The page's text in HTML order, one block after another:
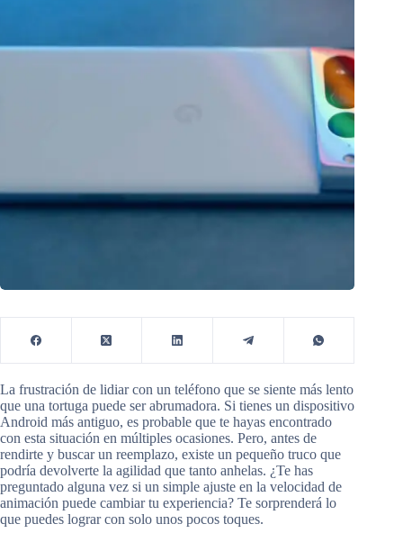
La frustración de lidiar con un teléfono que se siente más lento
que una tortuga puede ser abrumadora. Si tienes un dispositivo
Android más antiguo, es probable que te hayas encontrado
con esta situación en múltiples ocasiones. Pero, antes de
rendirte y buscar un reemplazo, existe un pequeño truco que
podría devolverte la agilidad que tanto anhelas. ¿Te has
preguntado alguna vez si un simple ajuste en la velocidad de
animación puede cambiar tu experiencia? Te sorprenderá lo
que puedes lograr con solo unos pocos toques.